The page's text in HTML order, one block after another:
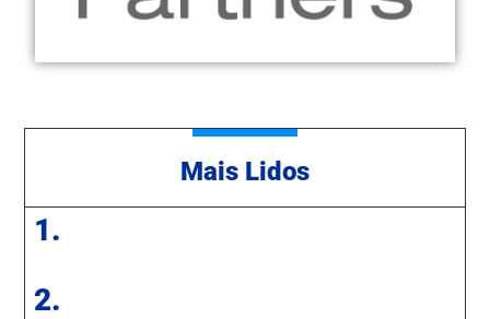
Mais Lidos
1.
2.